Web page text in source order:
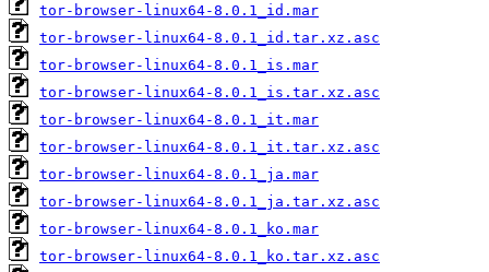
tor-browser-linux64-8.0.1_id.mar
tor-browser-linux64-8.0.1_id.tar.xz.asc
tor-browser-linux64-8.0.1_is.mar
tor-browser-linux64-8.0.1_is.tar.xz.asc
tor-browser-linux64-8.0.1_it.mar
tor-browser-linux64-8.0.1_it.tar.xz.asc
tor-browser-linux64-8.0.1_ja.mar
tor-browser-linux64-8.0.1_ja.tar.xz.asc
tor-browser-linux64-8.0.1_ko.mar
tor-browser-linux64-8.0.1_ko.tar.xz.asc